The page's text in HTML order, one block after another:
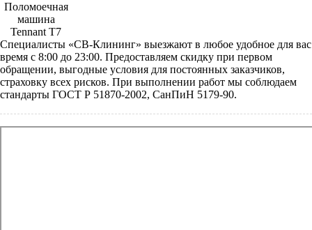
Поломоечная
машина
Tennant Т7
Специалисты «СВ-Клининг» выезжают в любое удобное для вас
время с 8:00 до 23:00. Предоставляем скидку при первом
обращении, выгодные условия для постоянных заказчиков,
страховку всех рисков. При выполнении работ мы соблюдаем
стандарты ГОСТ Р 51870-2002, СанПиН 5179-90.